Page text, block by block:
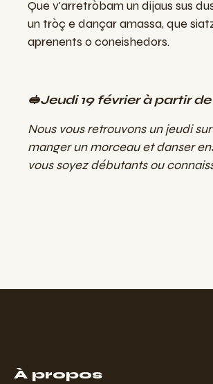
Que v'arretròbam un dijaus sus
un tròç e dançar amassa, que
aprenents o coneishedors.
🥪Jeudi 19 février à partir de
Nous vous retrouvons un jeudi
manger un morceau et danser
vous soyez débutants ou
À propos